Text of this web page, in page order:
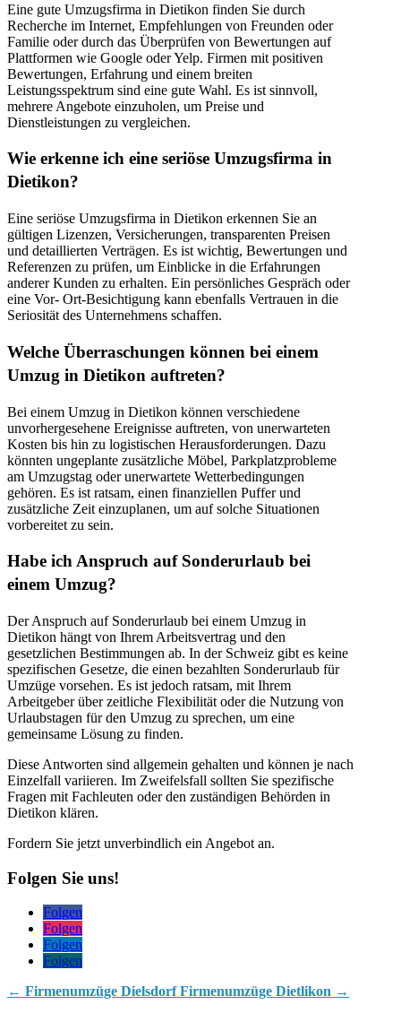
Eine gute Umzugsfirma in Dietikon finden Sie durch
Recherche im Internet, Empfehlungen von Freunden oder
Familie oder durch das Überprüfen von Bewertungen auf
Plattformen wie Google oder Yelp. Firmen mit positiven
Bewertungen, Erfahrung und einem breiten
Leistungsspektrum sind eine gute Wahl. Es ist sinnvoll,
mehrere Angebote einzuholen, um Preise und
Dienstleistungen zu vergleichen.
Wie erkenne ich eine seriöse Umzugsfirma in
Dietikon?
Eine seriöse Umzugsfirma in Dietikon erkennen Sie an
gültigen Lizenzen, Versicherungen, transparenten Preisen
und detaillierten Verträgen. Es ist wichtig, Bewertungen und
Referenzen zu prüfen, um Einblicke in die Erfahrungen
anderer Kunden zu erhalten. Ein persönliches Gespräch oder
eine Vor- Ort-Besichtigung kann ebenfalls Vertrauen in die
Seriosität des Unternehmens schaffen.
Welche Überraschungen können bei einem
Umzug in Dietikon auftreten?
Bei einem Umzug in Dietikon können verschiedene
unvorhergesehene Ereignisse auftreten, von unerwarteten
Kosten bis hin zu logistischen Herausforderungen. Dazu
könnten ungeplante zusätzliche Möbel, Parkplatzprobleme
am Umzugstag oder unerwartete Wetterbedingungen
gehören. Es ist ratsam, einen finanziellen Puffer und
zusätzliche Zeit einzuplanen, um auf solche Situationen
vorbereitet zu sein.
Habe ich Anspruch auf Sonderurlaub bei
einem Umzug?
Der Anspruch auf Sonderurlaub bei einem Umzug in
Dietikon hängt von Ihrem Arbeitsvertrag und den
gesetzlichen Bestimmungen ab. In der Schweiz gibt es keine
spezifischen Gesetze, die einen bezahlten Sonderurlaub für
Umzüge vorsehen. Es ist jedoch ratsam, mit Ihrem
Arbeitgeber über zeitliche Flexibilität oder die Nutzung von
Urlaubstagen für den Umzug zu sprechen, um eine
gemeinsame Lösung zu finden.
Diese Antworten sind allgemein gehalten und können je nach
Einzelfall variieren. Im Zweifelsfall sollten Sie spezifische
Fragen mit Fachleuten oder den zuständigen Behörden in
Dietikon klären.
Fordern Sie jetzt unverbindlich ein Angebot an.
Folgen Sie uns!
Folgen
Folgen
Folgen
Folgen
← Firmenumzüge Dielsdorf Firmenumzüge Dietlikon →